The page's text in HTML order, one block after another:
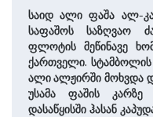
საიდ ალი ფაშა ალ-
საფაშოს საზღვაო
ფლოტის მეწინავე
ქართველი.
ალი ალჟირში მოხვდა
უსამა ფაშის კარზე
დასაწყისში ჰასან